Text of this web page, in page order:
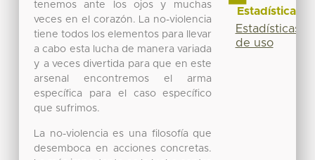
tenemos ante los ojos y muchas
veces en el corazón. La no-violencia
tiene todos los elementos para llevar
a cabo esta lucha de manera variada
y a veces divertida para que en este
arsenal encontremos el arma
específica para el caso específico
que sufrimos.
La no-violencia es una filosofía que
desemboca en acciones concretas.
Estadísticas
Estadísticas
de uso